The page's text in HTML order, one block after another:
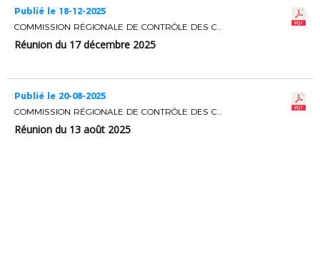
Publié le 18-12-2025
COMMISSION RÉGIONALE DE CONTRÔLE DES CLUBS
Réunion du 17 décembre 2025
Publié le 20-08-2025
COMMISSION RÉGIONALE DE CONTRÔLE DES CLUBS
Réunion du 13 août 2025